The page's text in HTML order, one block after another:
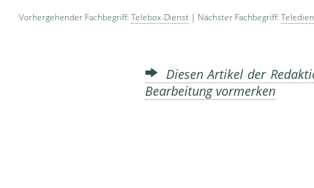
Vorhergehender Fachbegriff: Telebox-Dienst | Nächster Fachbegriff:
Diesen Artikel der
Bearbeitung vormerken